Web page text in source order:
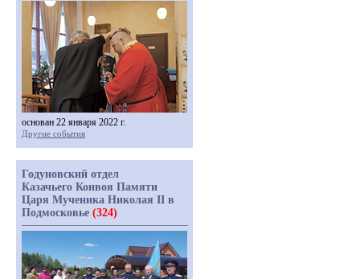
основан 22 января 2022 г.
Другие события
Годуновский отдел
Казачьего Конвоя Памяти
Царя Мученика Николая II в
Подмосковье (324)